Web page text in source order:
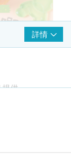
詳情
供。
及健康